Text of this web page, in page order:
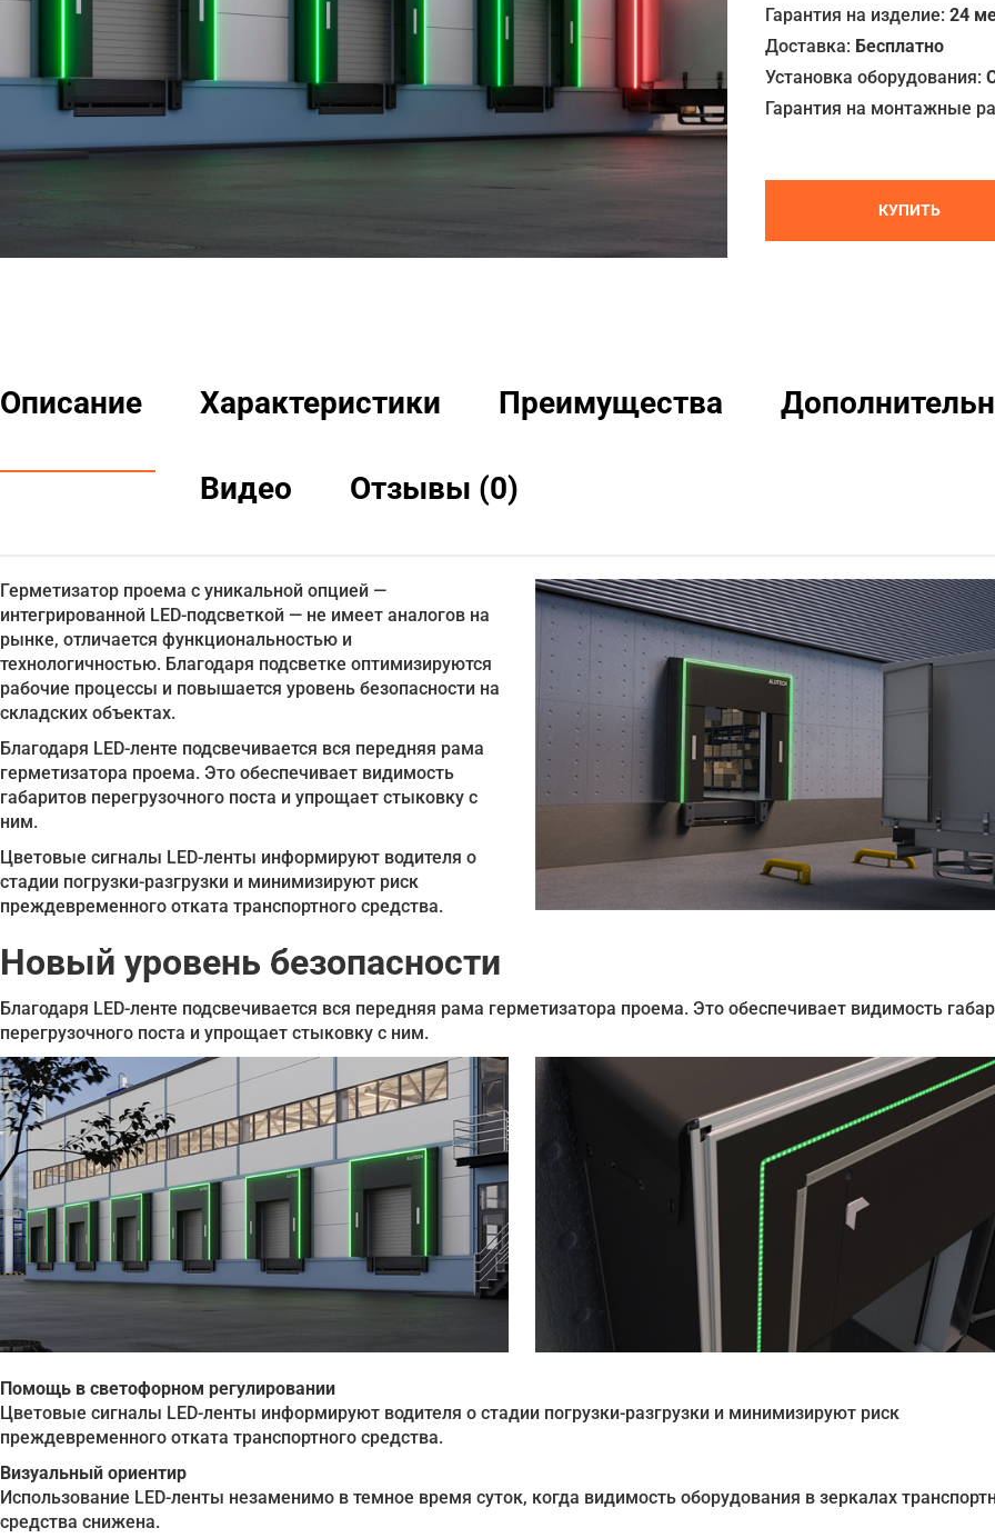
Гарантия на изделие:24
Доставка: Бесплатно
Установка оборудования:
Гарантия на монтажные
КУПИТЬ
Описание Характеристики Преимущества
Видео Отзывы (0)
Герметизатор проема с уникальной опцией —
интегрированной LED-подсветкой — не имеет аналогов на
рынке, отличается функциональностью и
технологичностью. Благодаря подсветке оптимизируются
рабочие процессы и повышается уровень безопасности на
складских объектах.
Благодаря LED-ленте подсвечивается вся передняя рама
герметизатора проема. Это обеспечивает видимость
габаритов перегрузочного поста и упрощает стыковку с
ним.
Цветовые сигналы LED-ленты информируют водителя о
стадии погрузки-разгрузки и минимизируют риск
преждевременного отката транспортного средства.
Новый уровень безопасности
Благодаря LED-ленте подсвечивается вся передняя рама герметизатора проема. Это обеспечивает видимость
перегрузочного поста и упрощает стыковку с ним.
Помощь в светофорном регулировании
Цветовые сигналы LED-ленты информируют водителя о стадии погрузки-разгрузки и минимизируют риск
преждевременного отката транспортного средства.
Визуальный ориентир
Использование LED-ленты незаменимо в темное время суток, когда видимость оборудования в зеркалах
средства снижена.